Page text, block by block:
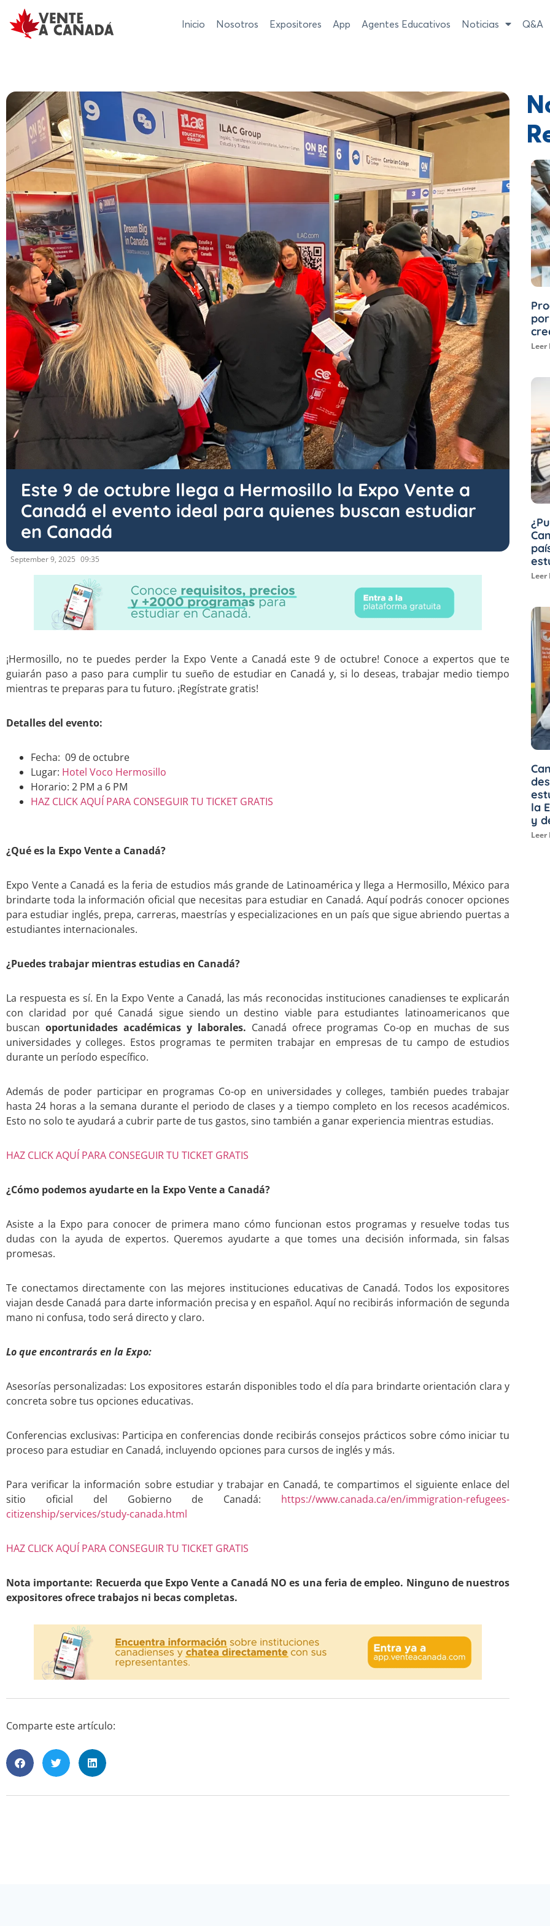
Inicio Nosotros Expositores App Agentes Educativos Noticias Q&A
Este 9 de octubre llega a Hermosillo la Expo Vente a
Canadá el evento ideal para quienes buscan estudiar
en Canadá
September 9, 2025 09:35
¡Hermosillo, no te puedes perder la Expo Vente a Canadá este 9 de octubre! Conoce a expertos que te
guiarán paso a paso para cumplir tu sueño de estudiar en Canadá y, si lo deseas, trabajar medio tiempo
mientras te preparas para tu futuro. ¡Regístrate gratis!
Detalles del evento:
Fecha: 09 de octubre
Lugar: Hotel Voco Hermosillo
Horario: 2 PM a 6 PM
HAZ CLICK AQUÍ PARA CONSEGUIR TU TICKET GRATIS
¿Qué es la Expo Vente a Canadá?
Expo Vente a Canadá es la feria de estudios más grande de Latinoamérica y llega a Hermosillo, México para
brindarte toda la información oficial que necesitas para estudiar en Canadá. Aquí podrás conocer opciones
para estudiar inglés, prepa, carreras, maestrías y especializaciones en un país que sigue abriendo puertas a
estudiantes internacionales.
¿Puedes trabajar mientras estudias en Canadá?
La respuesta es sí. En la Expo Vente a Canadá, las más reconocidas instituciones canadienses te explicarán
con claridad por qué Canadá sigue siendo un destino viable para estudiantes latinoamericanos que
buscan oportunidades académicas y laborales. Canadá ofrece programas Co-op en muchas de sus
universidades y colleges. Estos programas te permiten trabajar en empresas de tu campo de estudios
durante un período específico.
Además de poder participar en programas Co-op en universidades y colleges, también puedes trabajar
hasta 24 horas a la semana durante el periodo de clases y a tiempo completo en los recesos académicos.
Esto no solo te ayudará a cubrir parte de tus gastos, sino también a ganar experiencia mientras estudias.
HAZ CLICK AQUÍ PARA CONSEGUIR TU TICKET GRATIS
¿Cómo podemos ayudarte en la Expo Vente a Canadá?
Asiste a la Expo para conocer de primera mano cómo funcionan estos programas y resuelve todas tus
dudas con la ayuda de expertos. Queremos ayudarte a que tomes una decisión informada, sin falsas
promesas.
Te conectamos directamente con las mejores instituciones educativas de Canadá. Todos los expositores
viajan desde Canadá para darte información precisa y en español. Aquí no recibirás información de segunda
mano ni confusa, todo será directo y claro.
Lo que encontrarás en la Expo:
Asesorías personalizadas: Los expositores estarán disponibles todo el día para brindarte orientación clara y
concreta sobre tus opciones educativas.
Conferencias exclusivas: Participa en conferencias donde recibirás consejos prácticos sobre cómo iniciar tu
proceso para estudiar en Canadá, incluyendo opciones para cursos de inglés y más.
Para verificar la información sobre estudiar y trabajar en Canadá, te compartimos el siguiente enlace del
sitio oficial del Gobierno de Canadá: https://www.canada.ca/en/immigration-refugees-
citizenship/services/study-canada.html
HAZ CLICK AQUÍ PARA CONSEGUIR TU TICKET GRATIS
Nota importante: Recuerda que Expo Vente a Canadá NO es una feria de empleo. Ninguno de nuestros
expositores ofrece trabajos ni becas completas.
Comparte este artículo:
Leer
Leer
la
y
Leer